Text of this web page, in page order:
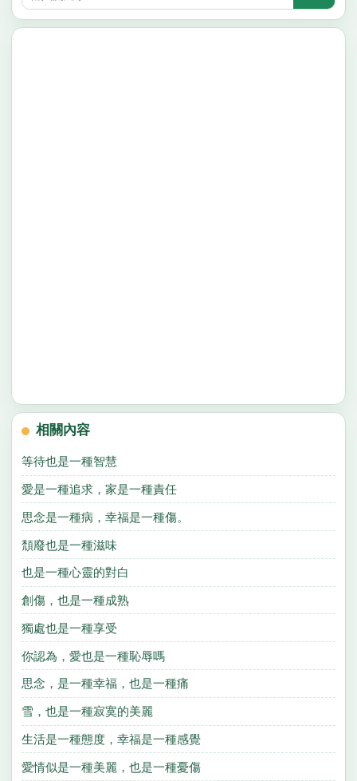
相關內容
等待也是一種智慧
愛是一種追求，家是一種責任
思念是一種病，幸福是一種傷。
頹廢也是一種滋味
也是一種心靈的對白
創傷，也是一種成熟
獨處也是一種享受
你認為，愛也是一種恥辱嗎
思念，是一種幸福，也是一種痛
雪，也是一種寂寞的美麗
生活是一種態度，幸福是一種感覺
愛情似是一種美麗，也是一種憂傷